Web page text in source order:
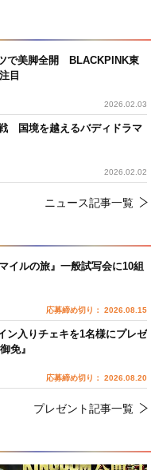
で美脚全開 BLACKPINK東
目
2026.02.03
国境を越えるバディドラマ
2026.02.02
ニュース記事一覧
イルの旅』一般試写会に10組
応募締め切り： 2026.08.15
ン入りチェキを1名様にプレゼ
免』
応募締め切り： 2026.08.20
プレゼント記事一覧